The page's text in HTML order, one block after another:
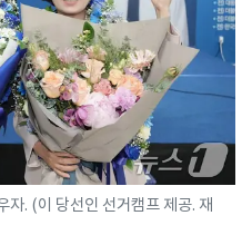
자. (이 당선인 선거캠프 제공. 재